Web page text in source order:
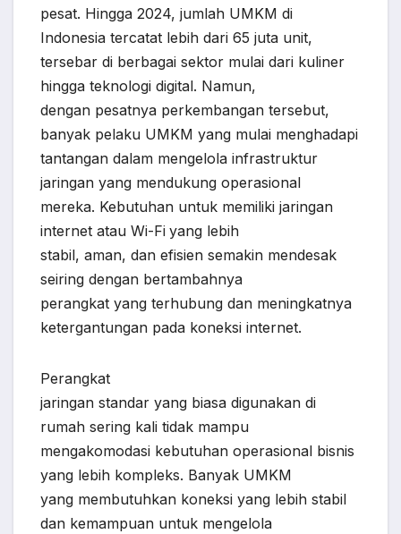
pesat. Hingga 2024, jumlah UMKM di
Indonesia tercatat lebih dari 65 juta unit,
tersebar di berbagai sektor mulai dari kuliner
hingga teknologi digital. Namun,
dengan pesatnya perkembangan tersebut,
banyak pelaku UMKM yang mulai menghadapi
tantangan dalam mengelola infrastruktur
jaringan yang mendukung operasional
mereka. Kebutuhan untuk memiliki jaringan
internet atau Wi-Fi yang lebih
stabil, aman, dan efisien semakin mendesak
seiring dengan bertambahnya
perangkat yang terhubung dan meningkatnya
ketergantungan pada koneksi internet.
Perangkat
jaringan standar yang biasa digunakan di
rumah sering kali tidak mampu
mengakomodasi kebutuhan operasional bisnis
yang lebih kompleks. Banyak UMKM
yang membutuhkan koneksi yang lebih stabil
dan kemampuan untuk mengelola